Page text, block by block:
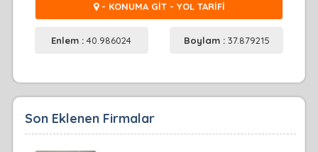
- KONUMA GİT - YOL TARİFİ
Enlem :40.986024 Boylam : 37.879215
Son Eklenen Firmalar